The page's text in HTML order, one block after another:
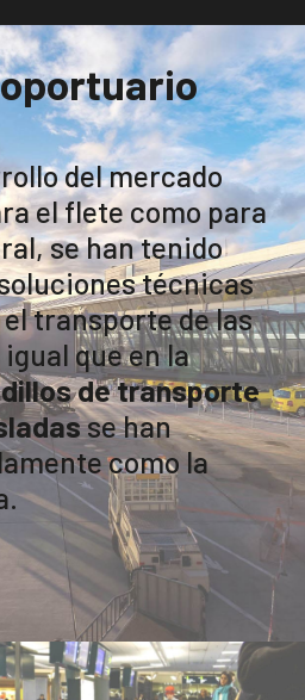
del mercado
el flete como para
se han tenido
técnicas
transporte de las
que en la
de transporte
se han
como la